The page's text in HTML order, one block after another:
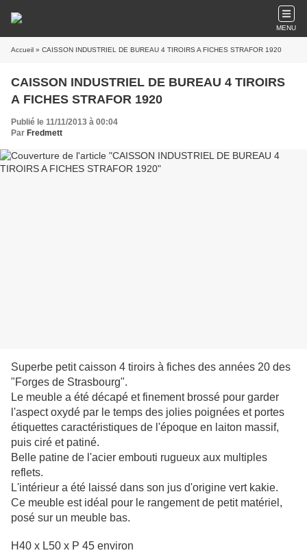
MENU
Accueil » CAISSON INDUSTRIEL DE BUREAU 4 TIROIRS A FICHES STRAFOR 1920
CAISSON INDUSTRIEL DE BUREAU 4 TIROIRS
A FICHES STRAFOR 1920
Publié le 11/11/2013 à 00:04
Par Fredmett
Superbe petit caisson 4 tiroirs à fiches des années 20 des
"Forges de Strasbourg".
Le meuble a été décapé et finement brossé pour garder
l'aspect oxydé par le temps des jolies poignées et portes
étiquettes caractéristiques de l'époque en laiton massif,
puis ciré et patiné.
Belle patine de l'acier embouti rugueux aux multiples
reflets.
L'intérieur a été laissé dans son jus d'origine vert kakie.
Ce meuble est idéal pour le rangement de petit matériel,
posé sur un meuble bas.
H40 x L50 x P 45 environ